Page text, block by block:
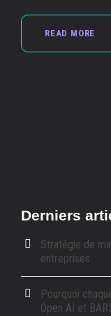
READ MORE
Derniers
Stratégie de
entreprises
Pourquoi
Open AI et